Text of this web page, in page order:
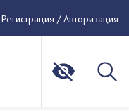
Регистрация / Авторизация